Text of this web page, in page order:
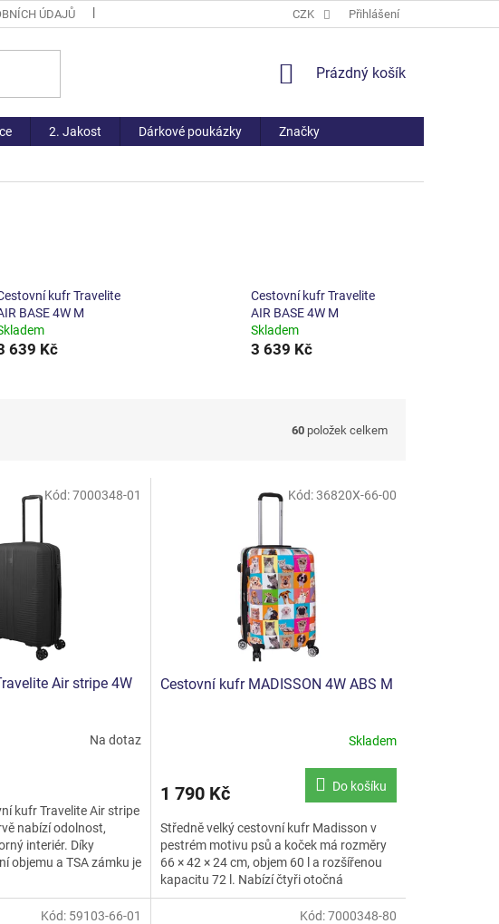
ÚDAJŮ ČASTO KLADENÉ DOTAZY
CZK Přihlášení
NÁKUPNÍ
Prázdný košík
2. Jakost Dárkové poukázky Značky
kufr Travelite
BASE 4W M
639 Kč
Cestovní kufr Travelite
AIR BASE 4W M
Skladem
3 639 Kč
60 položek celkem
Air stripe 4W
Na dotaz
kufr Travelite Air stripe
nabízí odolnost,
interiér. Díky
objemu a TSA zámku je
Kód:7000348-01
Cestovní kufr MADISSON 4W ABS M
je
z
5
hvězdiček.
Skladem
1 790 Kč Do košíku
Středně velký cestovní kufr Madisson v
pestrém motivu psů a koček má rozměry
66 × 42 × 24 cm, objem 60 l a rozšířenou
kapacitu 72 l. Nabízí čtyři otočná
dvojkolečka,...
Kód:36820X-66-00
Kód: 59103-66-01 Kód:7000348-80